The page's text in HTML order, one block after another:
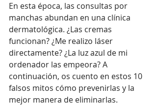
En esta época, las consultas por
manchas abundan en una clínica
dermatológica. ¿Las cremas
funcionan? ¿Me realizo láser
directamente? ¿La luz azul de mi
ordenador las empeora? A
continuación, os cuento en estos 10
falsos mitos cómo prevenirlas y la
mejor manera de eliminarlas.